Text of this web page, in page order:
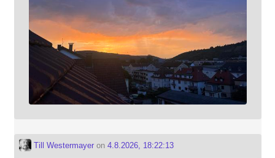
Till Westermayeron 4.8.2026, 18:22:13